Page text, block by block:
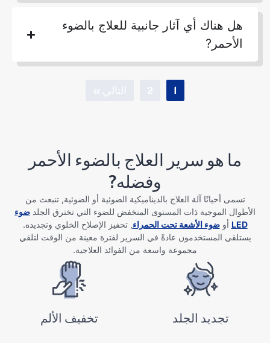
هل هناك أي آثار جانبية للعلاج بالضوء
الأحمر?
2 التالي »
ما هو سرير العلاج بالضوء الأحمر
وفضله?
تسمى أحيانًا آلة العلاج بالديناميكية الضوئية أو الضوئية, تنبعث من
الأطوال الموجية ذات المستوى المنخفض للضوء التي تخترق الجلد ضوء
LEDأو ضوء الأشعة تحت الحمراء, تحفيز الإصلاح الخلوي وتجديده.
يستلقي المستخدمون عادةً في السرير لفترة معينة من الوقت لتلقي
مجموعة واسعة من الفوائد العلاجية.
تجديد الجلد تخفيف الألم